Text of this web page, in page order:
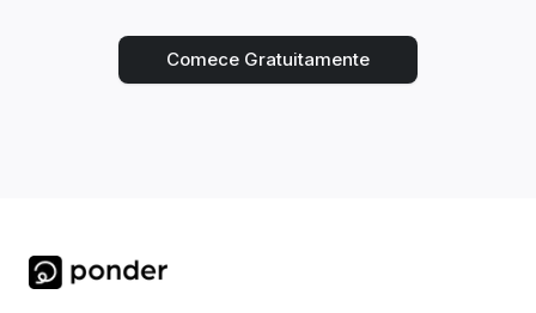
Comece Gratuitamente